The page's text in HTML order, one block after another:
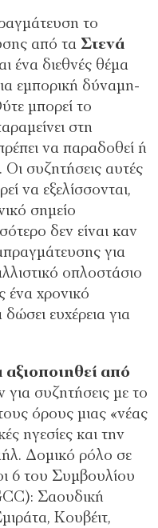
το
από τα Στενά
ένα διεθνές θέμα
εμπορική δύναμη-
μπορεί το
στη
να παραδοθεί ή
Οι συζητήσεις αυτές
να εξελίσσονται,
σημείο
δεν είναι καν
για
οπλοστάσιο
ένα χρονικό
ευχέρεια για
αξιοποιηθεί από
για συζητήσεις με το
όρους μιας «νέας
ηγεσίες και την
Δομικό ρόλο σε
6 του Συμβουλίου
Σαουδική
Κουβέιτ,